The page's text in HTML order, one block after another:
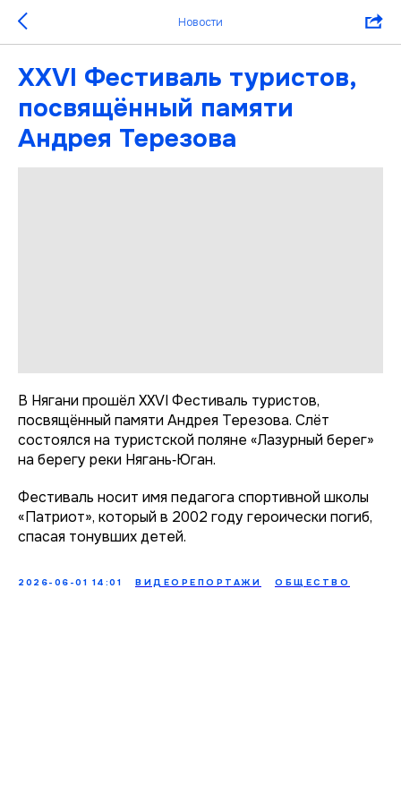
Новости
XXVI Фестиваль туристов,
посвящённый памяти
Андрея Терезова
В Нягани прошёл XXVI Фестиваль туристов,
посвящённый памяти Андрея Терезова. Слёт
состоялся на туристской поляне «Лазурный берег»
на берегу реки Нягань‑Юган.
Фестиваль носит имя педагога спортивной школы
«Патриот», который в 2002 году героически погиб,
спасая тонувших детей.
2026-06-01 14:01 ВИДЕОРЕПОРТАЖИ ОБЩЕСТВО